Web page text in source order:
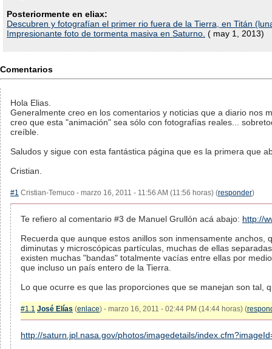
Posteriormente en eliax:
Descubren y fotografían el primer rio fuera de la Tierra, en Titán
Impresionante foto de tormenta masiva en Saturno. ( may 1, 2013)
Comentarios
Hola Elias.
Generalmente creo en los comentarios y noticias que a diario nos
creo que esta "animación" sea sólo con fotografías reales...
creíble.
Saludos y sigue con esta fantástica página que es la primera que
Cristian.
#1 Cristian-Temuco - marzo 16, 2011 - 11:56 AM (11:56 horas) (responder)
Te refiero al comentario #3 de Manuel Grullón acá abajo: http://
Recuerda que aunque estos anillos son inmensamente
diminutas y microscópicas partículas, muchas de ellas
existen muchas "bandas" totalmente vacías entre ellas por
que incluso un país entero de la Tierra.
Lo que ocurre es que las proporciones que se manejan son tal,
#1.1 José Elías (enlace) - marzo 16, 2011 - 02:44 PM (14:44 horas) (
http://saturn.jpl.nasa.gov/photos/imagedetails/